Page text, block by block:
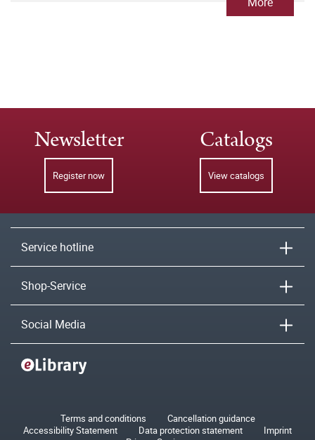
Newsletter
Register now
Catalogs
View catalogs
Service hotline
Shop-Service
Social Media
Terms and conditions
Cancellation guidance
Accessibility Statement
Data protection statement
Imprint